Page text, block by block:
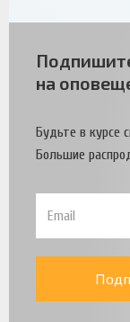
на
Будьте в курсе
Большие